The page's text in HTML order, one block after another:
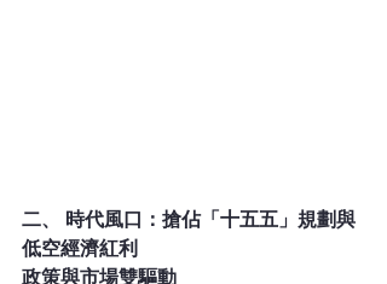
二、 時代風口：搶佔「十五五」規劃與
低空經濟紅利
政策與市場雙驅動